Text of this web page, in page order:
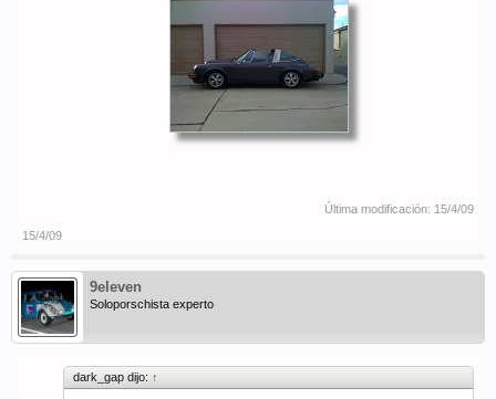
Última modificación: 15/4/09
15/4/09
9eleven
Soloporschista experto
dark_gap dijo: ↑